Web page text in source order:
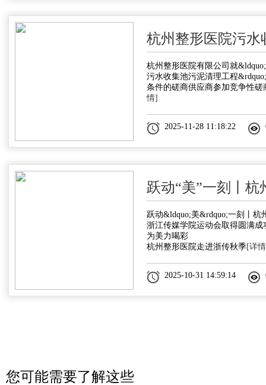
杭州整形医院污水
杭州整形医院有限公司就
污水收集池污泥清理工程
条件的磋商供应商参加竞争性磋
情]
2025-11-28 11:18:22
跃动“美”一刻丨杭
跃动&ldquo;美&rdquo;一刻丨杭
浙江传媒学院运动会取得圆满成
为美力喝彩
杭州整形医院走进浙传秋季[详
2025-10-31 14:59:14
您可能需要了解这些